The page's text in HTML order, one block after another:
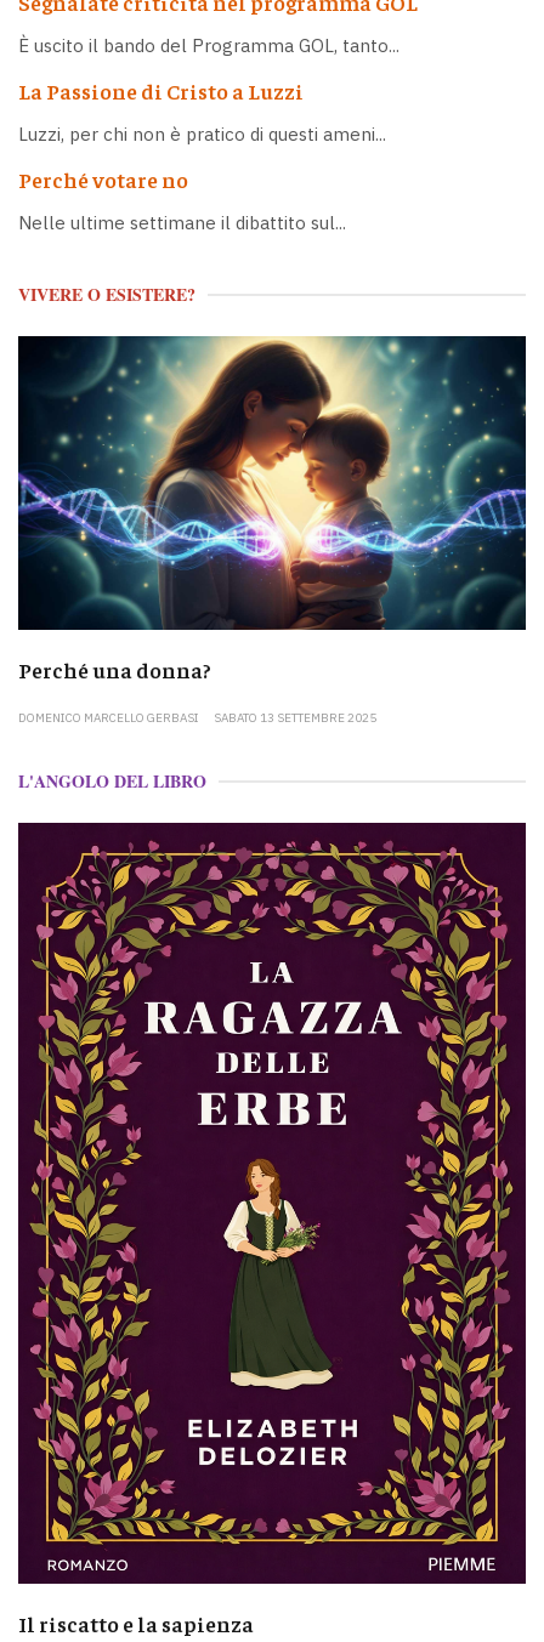
È uscito il bando del Programma GOL, tanto...
La Passione di Cristo a Luzzi
Luzzi, per chi non è pratico di questi ameni...
Perché votare no
Nelle ultime settimane il dibattito sul...
VIVERE O ESISTERE?
Perché una donna?
DOMENICO MARCELLO GERBASI SABATO 13 SETTEMBRE 2025
L'ANGOLO DEL LIBRO
Il riscatto e la sapienza